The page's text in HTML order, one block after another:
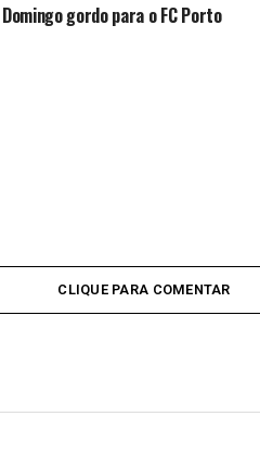
Domingo gordo para o FC Porto
CLIQUE PARA COMENTAR